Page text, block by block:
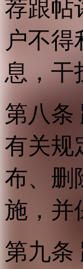
荐跟帖
户不
息，干
第八条
有关规
布、删
施，并
第九条